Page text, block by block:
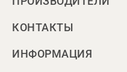
КОНТАКТЫ
ИНФОРМАЦИЯ